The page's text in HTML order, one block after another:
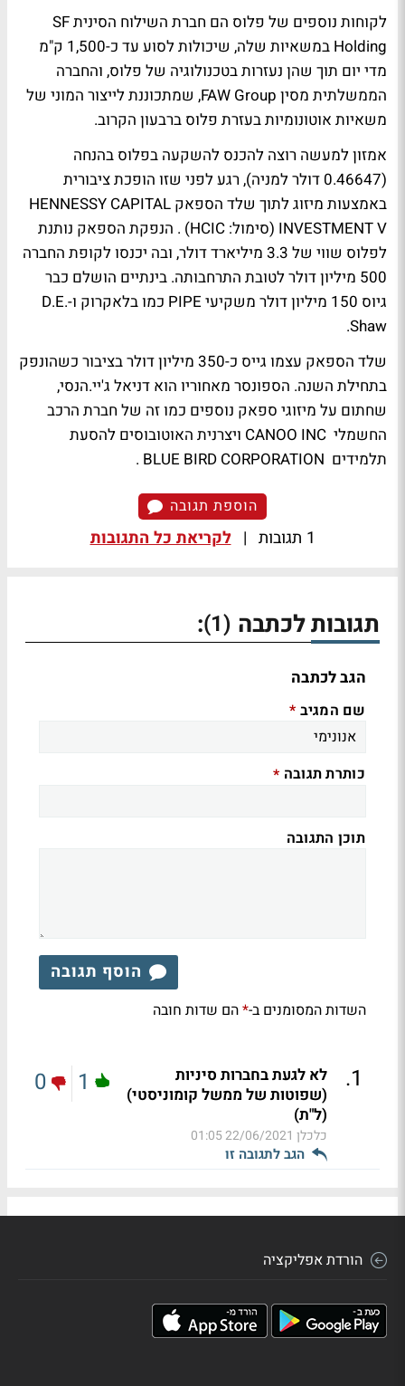
לקוחות נוספים של פלוס הם חברת השילוח הסינית SF
Holding במשאיות שלה, שיכולות לסוע עד כ-1,500 ק"מ
מדי יום תוך שהן נעזרות בטכנולוגיה של פלוס, והחברה
הממשלתית מסין FAW Group, שמתכוננת לייצור המוני של
משאיות אוטונומיות בעזרת פלוס ברבעון הקרוב.
אמזון למעשה רוצה להכנס להשקעה בפלוס בהנחה
(0.46647 דולר למניה), רגע לפני שזו הופכת ציבורית
באמצעות מיזוג לתוך שלד הספאק HENNESSY CAPITAL
INVESTMENT V (סימול: HCIC) . הנפקת הספאק נותנת
לפלוס שווי של 3.3 מיליארד דולר, ובה יכנסו לקופת החברה
500 מיליון דולר לטובת התרחבותה. בינתיים הושלם כבר
גיוס 150 מיליון דולר משקיעי PIPE כמו בלאקרוק ו-D.E.
Shaw.
שלד הספאק עצמו גייס כ-350 מיליון דולר בציבור כשהונפק
בתחילת השנה. הספונסר מאחוריו הוא דניאל ג'יי.הנסי,
שחתום על מיזוגי ספאק נוספים כמו זה של חברת הרכב
החשמלי CANOO INC ויצרנית האוטובוסים להסעת
תלמידים BLUE BIRD CORPORATION .
הוספת תגובה
1 תגובות | לקריאת כל התגובות
תגובות לכתבה (1)
:
הגב לכתבה
שם המגיב *
כותרת תגובה *
תוכן התגובה
הוסף תגובה
השדות המסומנים ב-*הם שדות חובה
1
.
לא לגעת בחברות סיניות
(שפוטות של ממשל קומוניסטי)
(ל"ת)
כלכלן 22/06/2021 01:05
הגב לתגובה זו
1
0
הורדת אפליקציה